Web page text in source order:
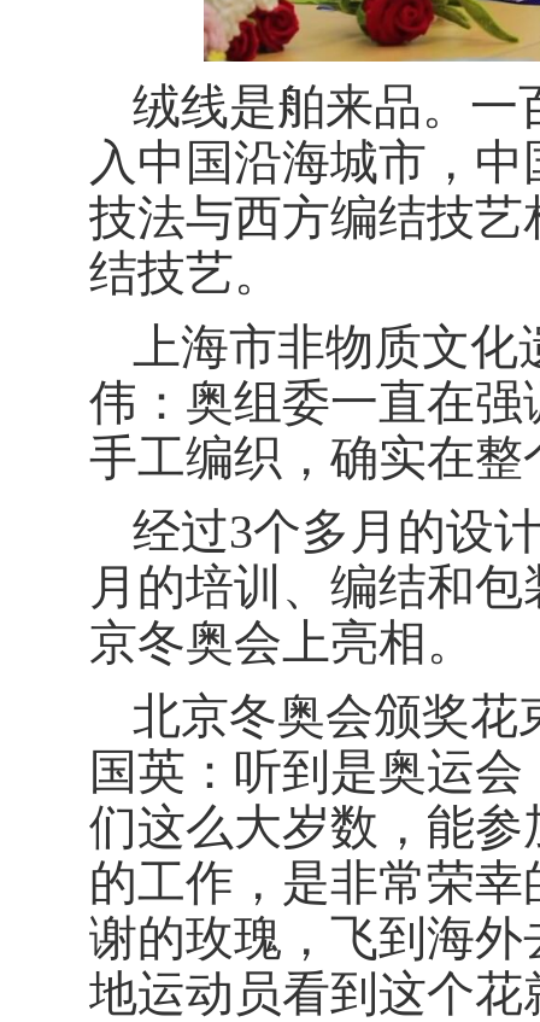
绒线是舶来品。一
入中国沿海城市，
技法与西方编结技
结技艺。
上海市非物质文化
伟：奥组委一直在
手工编织，确实在
经过3个多月的设
月的培训、编结和
京冬奥会上亮相。
北京冬奥会颁奖花
国英：听到是奥运
们这么大岁数，能
的工作，是非常荣
谢的玫瑰，飞到海
地运动员看到这个